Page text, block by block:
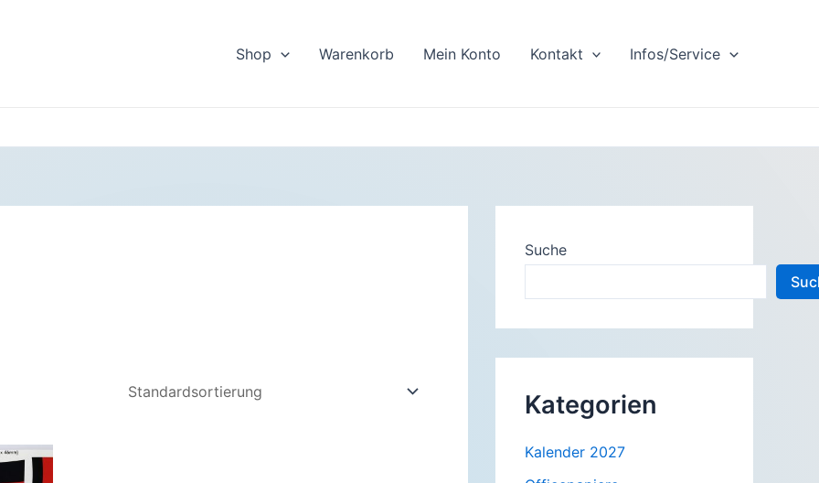
Shop Warenkorb Mein Konto Kontakt Infos/Service
Suche
Kategorien
Kalender 2027